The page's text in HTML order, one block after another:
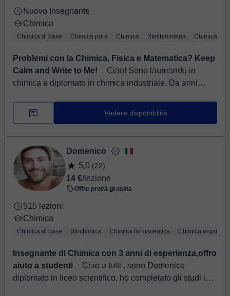
Nuovo Insegnante
Chimica
Chimica di base Chimica pura Chimica Stechiometria Chimica
Problemi con la Chimica, Fisica e Matematica? Keep
Calm and Write to Me! ⏤ Ciao! Sono laureando in
chimica e diplomato in chimica industriale. Da anni
scientifiche dal...
Vedere disponibilità
Domenico
5,0 (22)
14 €/lezione
Offre prova gratuita
515 lezioni
Chimica
Chimica di base Biochimica Chimica farmaceutica Chimica organica
Insegnante di Chimica con 3 anni di esperienza,offro
aiuto a studenti ⏤ Ciao a tutti , sono Domenico
diplomato in liceo scientifico, ho completato gli studi in